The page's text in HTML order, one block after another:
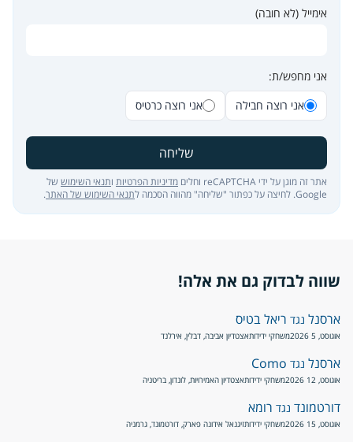
אימייל (לא חובה)
אני מחפש/ת:
אני רוצה חבילה
אני רוצה כרטיס
שליחה
אתר זה מוגן על ידי reCAPTCHA וחלים מדיניות הפרטיות ותנאי השימוש של
Google. לחיצה על כפתור "שליחה" מהווה הסכמה ל
תנאי השימוש של האתר.
שווה לבדוק גם את אלה!
ארסנל נגד ריאל בטיס
אוגוסט, 5 2026 משחקי ידידותאצטדיון אביבה, דבלין, אירלנד
ארסנל נגד
אוגוסט, 12 2026 משחקי ידידותאצטדיון האמירויות, לונדון, בריטניה
דורטמונד נגד רומא
אוגוסט, 15 2026 משחקי ידידותזיגנאל אידונה פארק, דורטמונד, גרמניה